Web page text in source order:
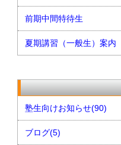
前期中間特待生
夏期講習（一般生）案内
塾生向けお知らせ(90)
ブログ(5)